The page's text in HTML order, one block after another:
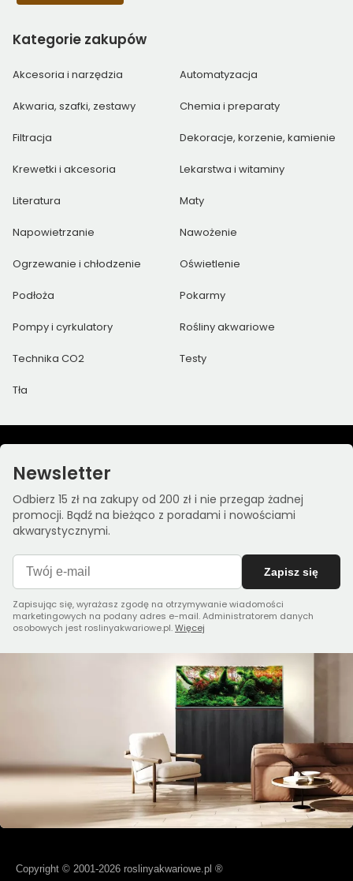
Kategorie zakupów
Akcesoria i narzędzia Automatyzacja
Akwaria, szafki, zestawy Chemia i preparaty
Filtracja Dekoracje, korzenie, kamienie
Krewetki i akcesoria Lekarstwa i witaminy
Literatura Maty
Napowietrzanie Nawożenie
Ogrzewanie i chłodzenie Oświetlenie
Podłoża Pokarmy
Pompy i cyrkulatory Rośliny akwariowe
Technika CO2 Testy
Tła
Newsletter
Odbierz 15 zł na zakupy od 200 zł i nie przegap żadnej
promocji. Bądź na bieżąco z poradami i nowościami
akwarystycznymi.
Zapisz się
Zapisując się, wyrażasz zgodę na otrzymywanie wiadomości
marketingowych na podany adres e-mail. Administratorem danych
osobowych jest roslinyakwariowe.pl.Więcej
Copyright © 2001-2026 roslinyakwariowe.pl ®